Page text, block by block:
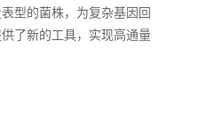
型的菌株，为复杂基因回
了新的工具，实现高通量